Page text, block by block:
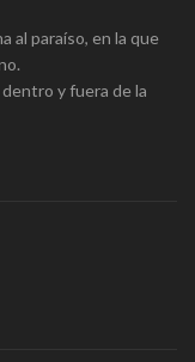
al paraíso, en la que
y fuera de la